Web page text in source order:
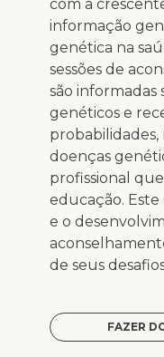
com a
informação
genética na
sessões de
são informadas
genéticos e
probabilidades,
doenças
profissional
educação.
e o
de seus
FAZER